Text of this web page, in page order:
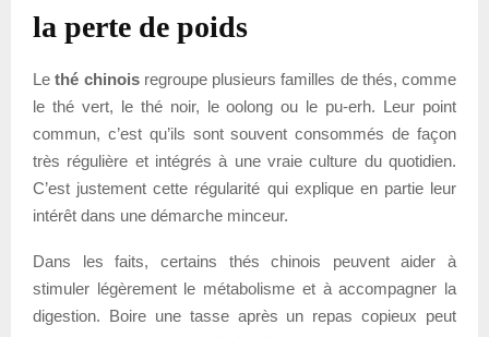
la perte de poids
Lethé chinoisregroupe plusieurs familles de thés, comme
le thé vert, le thé noir, le oolong ou le pu-erh. Leur point
commun, c’est qu’ils sont souvent consommés de façon
très régulière et intégrés à une vraie culture du quotidien.
C’est justement cette régularité qui explique en partie leur
intérêt dans une démarche minceur.
Dans les faits, certains thés chinois peuvent aider à
stimuler légèrement le métabolisme et à accompagner la
digestion. Boire une tasse après un repas copieux peut